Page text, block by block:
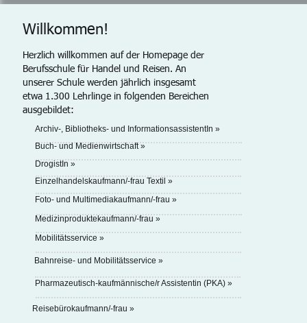
Willkommen!
Herzlich willkommen auf der Homepage der
Berufsschule für Handel und Reisen. An
unserer Schule werden jährlich insgesamt
etwa 1.300 Lehrlinge in folgenden Bereichen
ausgebildet:
Archiv-, Bibliotheks- und InformationsassistentIn »
Buch- und Medienwirtschaft »
DrogistIn »
Einzelhandelskaufmann/-frau Textil »
Foto- und Multimediakaufmann/-frau »
Mobilitätsservice »
Medizinproduktekaufmann/-frau »
Bahnreise- und Mobilitätsservice »
Pharmazeutisch-kaufmännische/r Assistentin (PKA) »
Reisebürokaufmann/-frau »